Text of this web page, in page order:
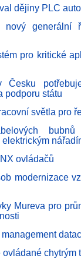
dějiny PLC
generální
pro kritické
Česku
podporu státu
světla pro
bubnů
ovládačů
modernizace
Mureva pro
chytrým